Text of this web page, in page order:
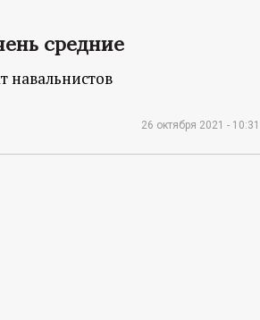
средние
навальнистов
26 октября 2021 - 10:31